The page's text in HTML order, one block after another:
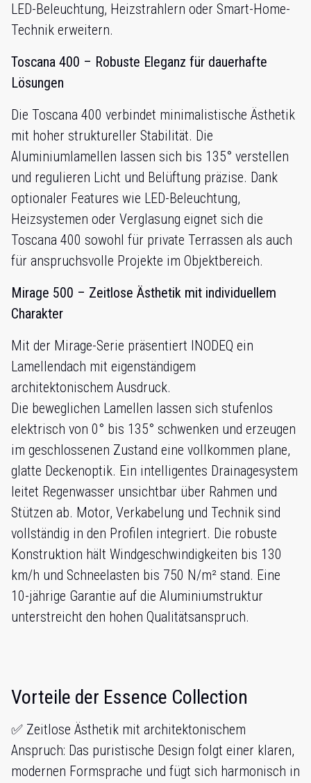
LED-Beleuchtung, Heizstrahlern oder Smart-Home-
Technik erweitern.
Toscana 400 – Robuste Eleganz für dauerhafte
Lösungen
Die Toscana 400 verbindet minimalistische Ästhetik
mit hoher struktureller Stabilität. Die
Aluminiumlamellen lassen sich bis 135° verstellen
und regulieren Licht und Belüftung präzise. Dank
optionaler Features wie LED-Beleuchtung,
Heizsystemen oder Verglasung eignet sich die
Toscana 400 sowohl für private Terrassen als auch
für anspruchsvolle Projekte im Objektbereich.
Mirage 500 – Zeitlose Ästhetik mit individuellem
Charakter
Mit der Mirage-Serie präsentiert INODEQ ein
Lamellendach mit eigenständigem
architektonischem Ausdruck.
Die beweglichen Lamellen lassen sich stufenlos
elektrisch von 0° bis 135° schwenken und erzeugen
im geschlossenen Zustand eine vollkommen plane,
glatte Deckenoptik. Ein intelligentes Drainagesystem
leitet Regenwasser unsichtbar über Rahmen und
Stützen ab. Motor, Verkabelung und Technik sind
vollständig in den Profilen integriert. Die robuste
Konstruktion hält Windgeschwindigkeiten bis 130
km/h und Schneelasten bis 750 N/m² stand. Eine
10-jährige Garantie auf die Aluminiumstruktur
unterstreicht den hohen Qualitätsanspruch.
Vorteile der Essence Collection
✅ Zeitlose Ästhetik mit architektonischem
Anspruch: Das puristische Design folgt einer klaren,
modernen Formsprache und fügt sich harmonisch in